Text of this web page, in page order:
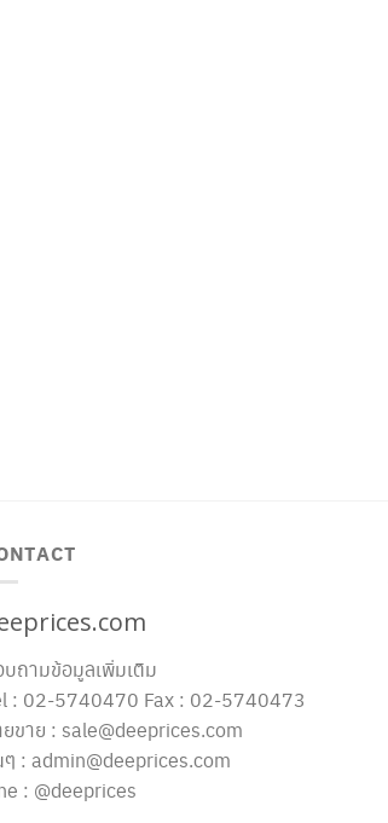
ถามข้อมูลเพิ่มเติม
: 02-5740470 Fax : 02-5740473
ขาย : sale@deeprices.com
: admin@deeprices.com
: @deeprices